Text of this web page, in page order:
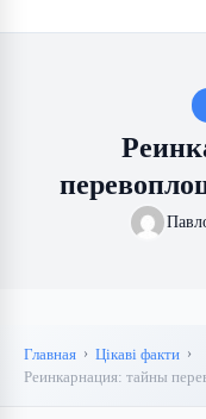
Главная
Цікаві факти
Реинкарнация: тайны